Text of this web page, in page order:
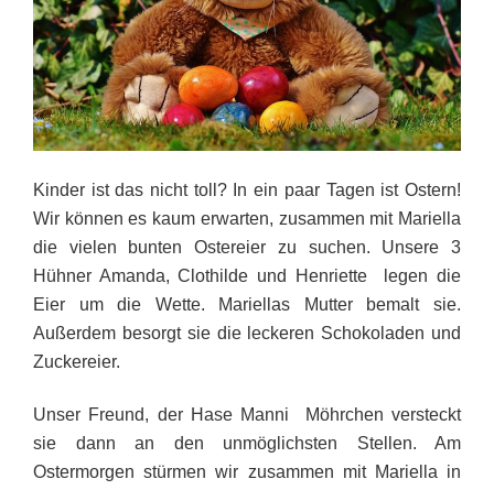
Kinder ist das nicht toll? In ein paar Tagen ist Ostern!
Wir können es kaum erwarten, zusammen mit Mariella
die vielen bunten Ostereier zu suchen. Unsere 3
Hühner Amanda, Clothilde und Henriette legen die
Eier um die Wette. Mariellas Mutter bemalt sie.
Außerdem besorgt sie die leckeren Schokoladen und
Zuckereier.
Unser Freund, der Hase Manni Möhrchen versteckt
sie dann an den unmöglichsten Stellen. Am
Ostermorgen stürmen wir zusammen mit Mariella in